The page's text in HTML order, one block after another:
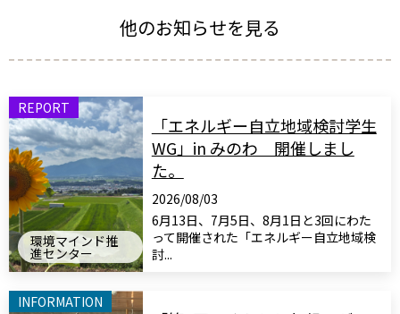
他のお知らせを見る
環境マインド推
進センター
REPORT
「エネルギー自立地域検討学生
WG」in みのわ 開催しまし
た。
2026/08/03
6月13日、7月5日、8月1日と3回にわた
って開催された「エネルギー自立地域検
討...
INFORMATION